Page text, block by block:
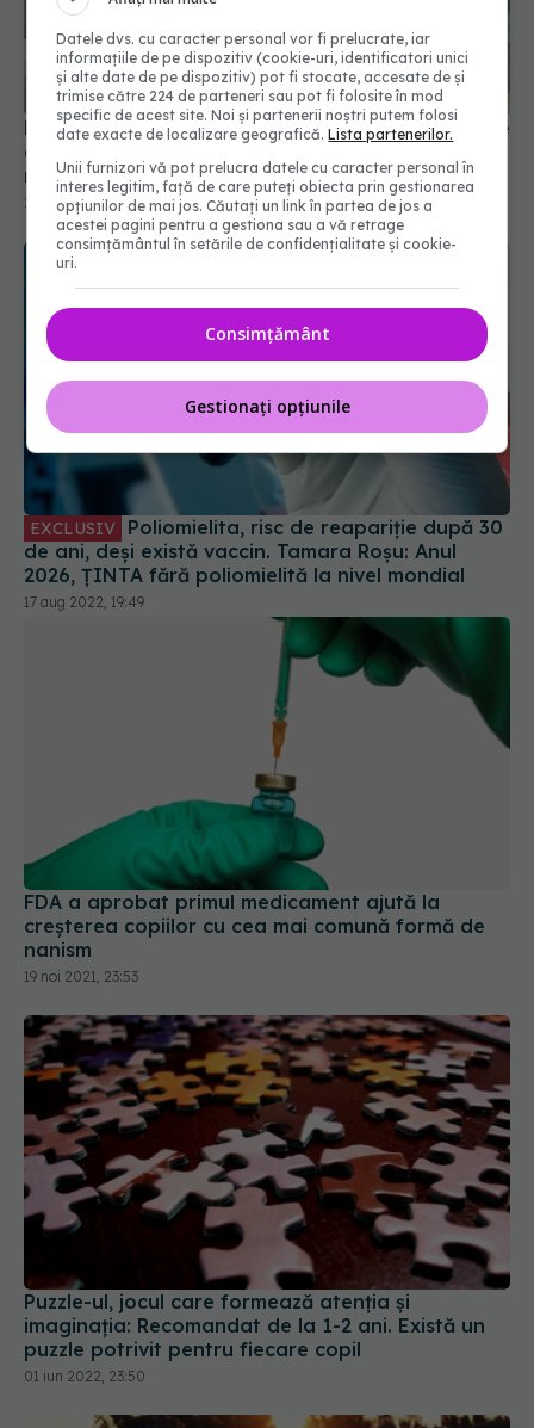
Psihiatru, mesaj pentru părinți: Dorința voastră de
a avea un copil cuminte duce la niște oameni
neputincioși, care vor fi tot timpul la risc în fața
criticii, în fața eșecului
26 sep 2022, 12:21
EXCLUSIV
de ani, deși există vaccin. Tamara Roșu: Anul
2026, ȚINTA fără poliomielită la nivel mondial
17 aug 2022, 19:49
FDA a aprobat primul medicament ajută la
creșterea copiilor cu cea mai comună formă de
nanism
19 noi 2021, 23:53
Puzzle-ul, jocul care formează atenția și
imaginația: Recomandat de la 1-2 ani. Există un
puzzle potrivit pentru fiecare copil
01 iun 2022, 23:50
Datele dvs. cu caracter personal vor fi prelucrate, iar
informațiile de pe dispozitiv (cookie-uri, identificatori unici
și alte date de pe dispozitiv) pot fi stocate, accesate de și
trimise către 224 de parteneri sau pot fi folosite în mod
specific de acest site. Noi și partenerii noștri putem folosi
date exacte de localizare geografică.Lista partenerilor.
Unii furnizori vă pot prelucra datele cu caracter personal în
interes legitim, față de care puteți obiecta prin gestionarea
opțiunilor de mai jos. Căutați un link în partea de jos a
acestei pagini pentru a gestiona sau a vă retrage
consimțământul în setările de confidențialitate și cookie-
uri.
Consimțământ
Gestionați opțiunile